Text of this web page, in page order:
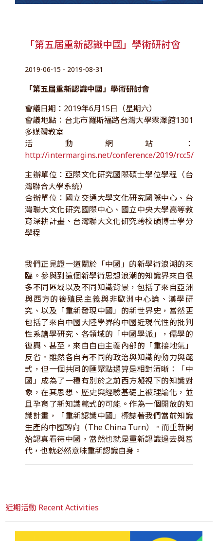
「第五屆重新認識中國」學術研討會
2019-06-15 - 2019-08-31
「第五屆重新認識中國」學術研討會
會議日期：2019年6月15日（星期六）
會議地點：台北市羅斯福路台灣大學霖澤館1301
多媒體教室
活動網站：
http://intermargins.net/conference/2019/rcc5/
主辦單位：亞際文化研究國際碩士學位學程（台
灣聯合大學系統）
合辦單位：國立交通大學文化研究國際中心、台
灣聯大文化研究國際中心、國立中央大學高等教
育深耕計畫、台灣聯大文化研究跨校碩博士學分
學程
我們正見證一道關於「中國」的新學術浪潮的來
臨。參與到這個新學術思想浪潮的知識界來自很
多不同區域以及不同知識背景，包括了來自亞洲
與西方的後殖民主義與非歐洲中心論、漢學研
究、以及「重新發現中國」的新世界史，當然更
包括了來自中國大陸學界的中國近現代性的批判
性系譜學研究、各領域的「中國學派」，儒學的
復興、甚至，來自自由主義內部的「重接地氣」
反省。雖然各自有不同的政治與知識的動力與範
式，但一個共同的匯聚點還算是相對清晰：「中
國」成為了一種有別於之前西方凝視下的知識對
象，在其思想、歷史與經驗基礎上被理論化，並
且孕育了新知識範式的可能。作為一個開放的知
識計畫，「重新認識中國」標誌著我們當前知識
生產的中國轉向（The China Turn）。而重新開
始認真看待中國，當然也就是重新認識過去與當
代，也就必然意味重新認識自身。
近期活動 Recent Activities